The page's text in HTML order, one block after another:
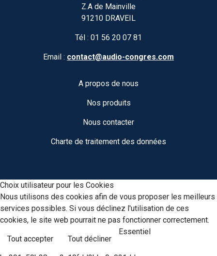
Z.A de Mainville
91210 DRAVEIL
Tél : 01 56 20 07 81
Email : contact@audio-congres.com
A propos de nous
Nos produits
Nous contacter
Charte de traitement des données
Choix utilisateur pour les Cookies
Nous utilisons des cookies afin de vous proposer les meilleurs
services possibles. Si vous déclinez l'utilisation de ces
cookies, le site web pourrait ne pas fonctionner correctement.
Tout accepter Tout décliner
Essentiel